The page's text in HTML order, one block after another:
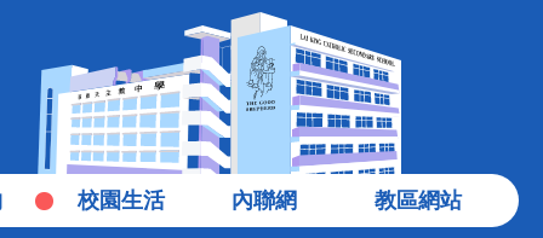
校園生活 內聯網 教區網站